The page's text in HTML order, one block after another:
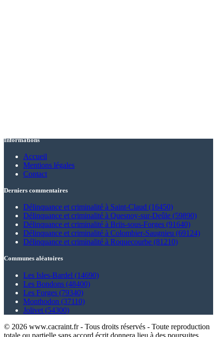
Informations
Accueil
Mentions légales
Contact
Derniers commentaires
Délinquance et criminalité à Saint-Claud (16450)
Délinquance et criminalité à Quesnoy-sur-Deûle (59890)
Délinquance et criminalité à Briis-sous-Forges (91640)
Délinquance et criminalité à Colombier-Saugnieu (69124)
Délinquance et criminalité à Roquecourbe (81210)
Communes aléatoires
Les Isles-Bardel (14690)
Les Bondons (48400)
Les Forges (79340)
Monthodon (37110)
Jolivet (54300)
© 2026 www.cacraint.fr - Tous droits réservés - Toute reproduction
totale ou partielle sans accord écrit donnera lieu à des poursuites.